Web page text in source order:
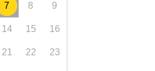
7 8 9
14 15 16
21 22 23